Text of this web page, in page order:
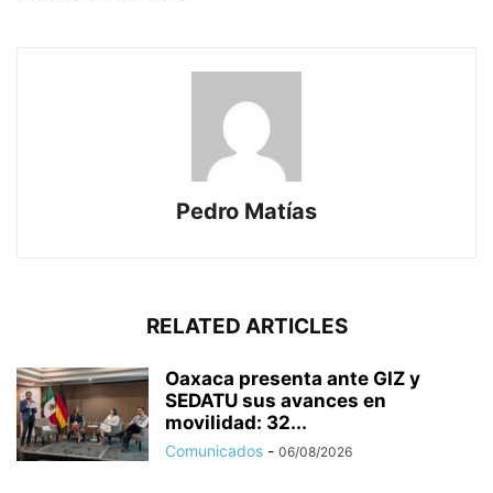
Pedro Matías
RELATED ARTICLES
Oaxaca presenta ante GIZ y
SEDATU sus avances en
movilidad: 32...
Comunicados - 06/08/2026